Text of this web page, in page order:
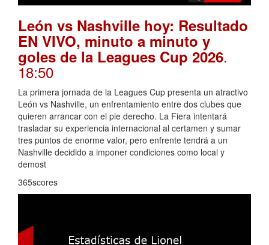
León vs Nashville hoy: Resultado
EN VIVO, minuto a minuto y
goles de la Leagues Cup 2026.
18:50
La primera jornada de la Leagues Cup presenta un atractivo
León vs Nashville, un enfrentamiento entre dos clubes que
quieren arrancar con el pie derecho. La Fiera intentará
trasladar su experiencia internacional al certamen y sumar
tres puntos de enorme valor, pero enfrente tendrá a un
Nashville decidido a imponer condiciones como local y
demost
365scores